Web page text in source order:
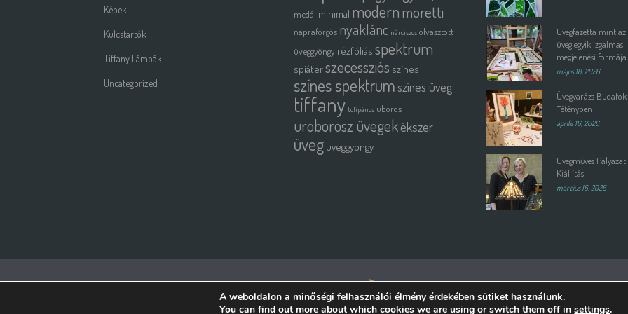
Képek
Kulcstartók
Tiffany Lámpák
Uncategorized
medál minimál modernmoretti
napraforgós nyaklánc nárciszos olvasztott
üveggyöngy rézfóliás spektrum
spiáterszecessziós színes
színes spektrumszínes üveg
tiffany tulipános uboros
uroborosz üvegekékszer
üveg üveggyöngy
Üvegfazetta mint az
üveg egyik izgalmas
megjelenési formája.
május 18, 2026
Üvegvarázs
Tétényben
április 16, 2026
Üvegműves Pályázat
Kiállítás
március 16, 2026
Copyright All Rights Reserved © 2015 | Weboldalt készítette és üzemelteti:A weboldalon a minőségi felhasználói élmény érdekében sütiket használunk.
You can find out more about which cookies we are using or switch them off insettings.